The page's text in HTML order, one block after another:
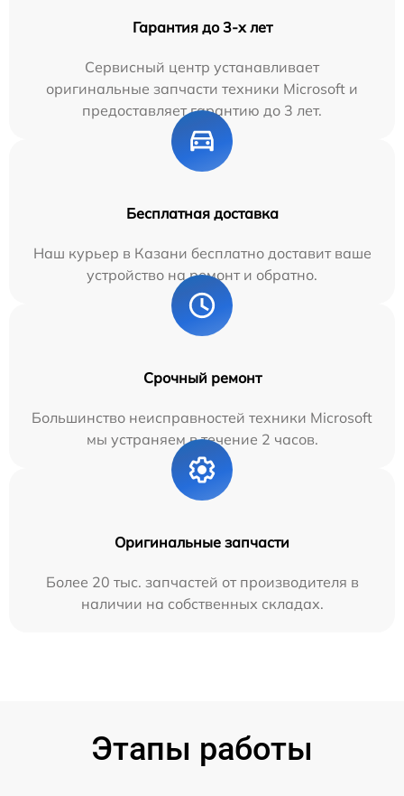
Гарантия до 3-х лет
Сервисный центр устанавливает
оригинальные запчасти техники Microsoft и
предоставляет гарантию до 3 лет.
Бесплатная доставка
Наш курьер в Казани бесплатно доставит ваше
устройство на ремонт и обратно.
Срочный ремонт
Большинство неисправностей техники Microsoft
мы устраняем в течение 2 часов.
Оригинальные запчасти
Более 20 тыс. запчастей от производителя в
наличии на собственных складах.
Этапы работы